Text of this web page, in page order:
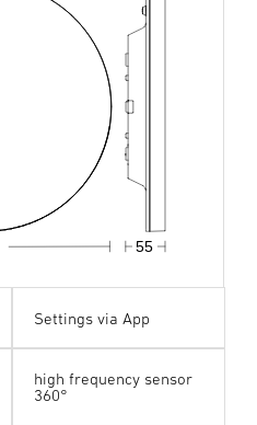
55
Settings via App
high frequency sensor
360°